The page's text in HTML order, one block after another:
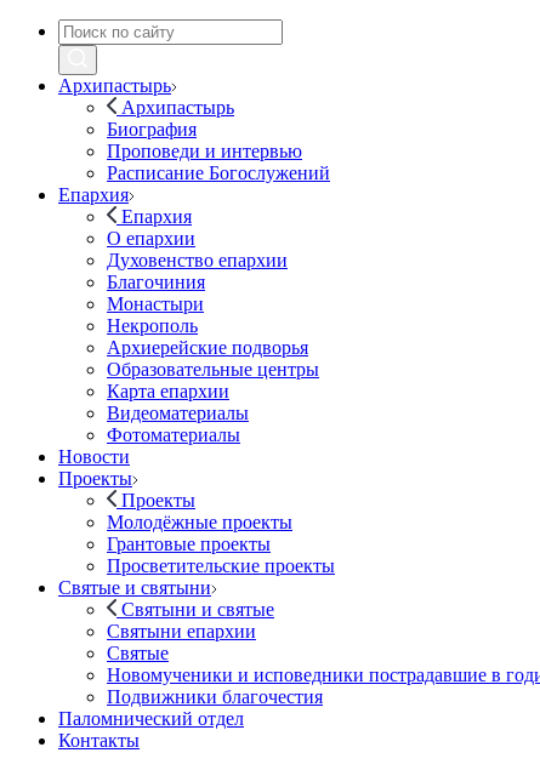
Архипастырь
Архипастырь
Биография
Проповеди и интервью
Расписание Богослужений
Епархия
Епархия
О епархии
Духовенство епархии
Благочиния
Монастыри
Некрополь
Архиерейские подворья
Образовательные центры
Карта епархии
Видеоматериалы
Фотоматериалы
Новости
Проекты
Проекты
Молодёжные проекты
Грантовые проекты
Просветительские проекты
Святые и святыни
Святыни и святые
Святыни епархии
Святые
Новомученики и исповедники пострадавшие в
Подвижники благочестия
Паломнический отдел
Контакты